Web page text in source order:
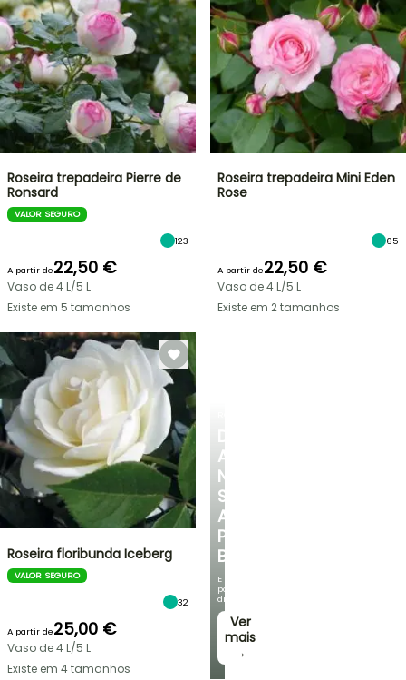
DESCUBRA
A
NOSSA
SELEÇÃO
A
PREÇOS
BAIXOS
E
poupe
dinheiro!
Ver
mais
→
Roseira trepadeira Pierre de
Ronsard
VALOR SEGURO
123
A partir de22,50 €
Vaso de 4 L/5 L
Existe em 5 tamanhos
Roseira trepadeira Mini Eden
Rose
65
A partir de22,50 €
Vaso de 4 L/5 L
Existe em 2 tamanhos
Roseira floribunda Iceberg
VALOR SEGURO
32
A partir de25,00 €
Vaso de 4 L/5 L
Existe em 4 tamanhos